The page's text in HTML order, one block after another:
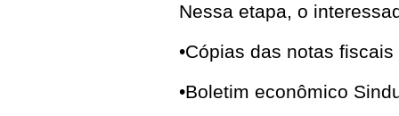
Nessa etapa, o
•Cópias das notas
•Boletim econômico